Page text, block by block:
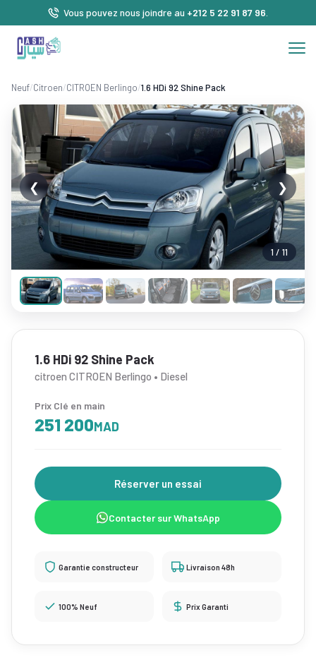
Vous pouvez nous joindre au +212 5 22 91 87 96
Neuf/Citroen/CITROEN Berlingo/1.6 HDi 92 Shine Pack
1 / 11
❮ ❯
1.6 HDi 92 Shine Pack
citroen CITROEN Berlingo • Diesel
Prix Clé en main
251 200MAD
Réserver un essai
Contacter sur WhatsApp
Garantie constructeur Livraison 48h
100% Neuf Prix Garanti